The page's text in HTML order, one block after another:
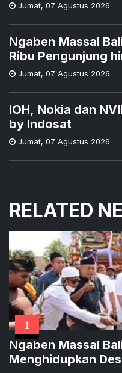
Jumat, 07 Agustus 2026
Ngaben Massal
Ribu Pengunjung
Jumat, 07 Agustus 2026
IOH, Nokia dan
by Indosat
Jumat, 07 Agustus 2026
RELATED
1
Ngaben Massal
Menghidupkan